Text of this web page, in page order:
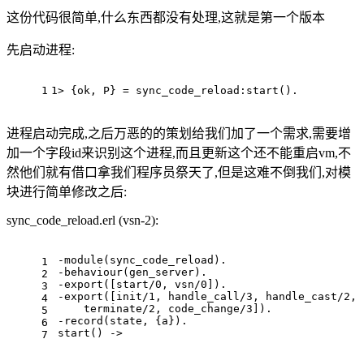
这份代码很简单,什么东西都没有处理,这就是第一个版本
先启动进程:
1 1> {ok, P} = sync_code_reload:start().
进程启动完成,之后万恶的的策划给我们加了一个需求,需要增
加一个字段id来识别这个进程,而且更新这个还不能重启vm,不
然他们就有借口拿我们程序员祭天了,但是这难不倒我们,对模
块进行简单修改之后:
sync_code_reload.erl (vsn-2):
1
2
3
4
5
6
7
-module(sync_code_reload).
-behaviour(gen_server).
-export([start/0, vsn/0]).
-export([init/1, handle_call/3, handle_cast/2,
    terminate/2, code_change/3]).
-record(state, {a}).
start() ->